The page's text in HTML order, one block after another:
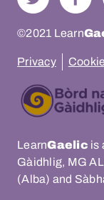
©2021 Learn
Privacy
LearnGaelic is
Gàidhlig, MG
(Alba) and